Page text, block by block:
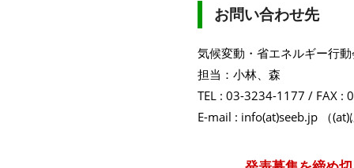
お問い合わせ先
気候変動・省エネルギー行
担当：小林、森
TEL : 03-3234-1177 / FAX :
E-mail : info(at)seeb.jp （